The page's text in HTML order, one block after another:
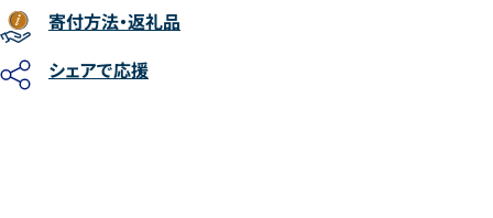
寄付方法・返礼品
シェアで応援